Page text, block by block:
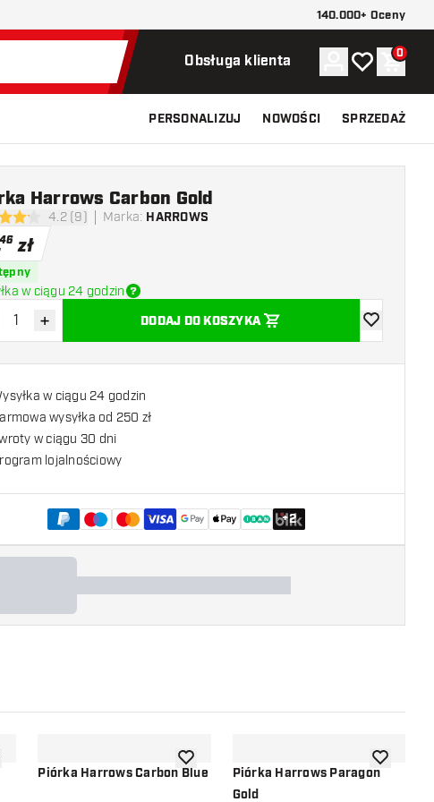
140.000+ Oceny
Obsługa klienta Konto
Moja listaKoszyk
0
PERSONALIZUJ NOWOŚCI SPRZEDAŻ
oceny
4.2 (9) Marka: HARROWS
Harrows Carbon Gold
46 zł
w ciągu 24 godzin
ilość
Zwiększ ilość
+ DODAJ DO KOSZYKA
dodaj do
w ciągu 24 godzin
wysyłka od 250 zł
w ciągu 30 dni
lojalnościowy
+2
do listy życzeń
Piórka Harrows Carbon Bluedodaj do listy życzeńPiórka Harrows Paragon
Gold
dodaj do